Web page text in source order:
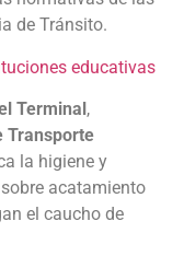
de Tránsito.
educativas
Terminal ,
Transporte
la higiene y
acatamiento
el caucho de